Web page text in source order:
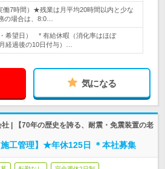
働7時間）★残業は月平均20時間以内と少な
の場合は、8:0…
希望日） * 有給休暇（消化率はほぼ
経過後の10日付与）…
気になる
| 【70年の歴史を誇る、耐震・免震装置の老
工管理】★年休125日 ＊本社募集